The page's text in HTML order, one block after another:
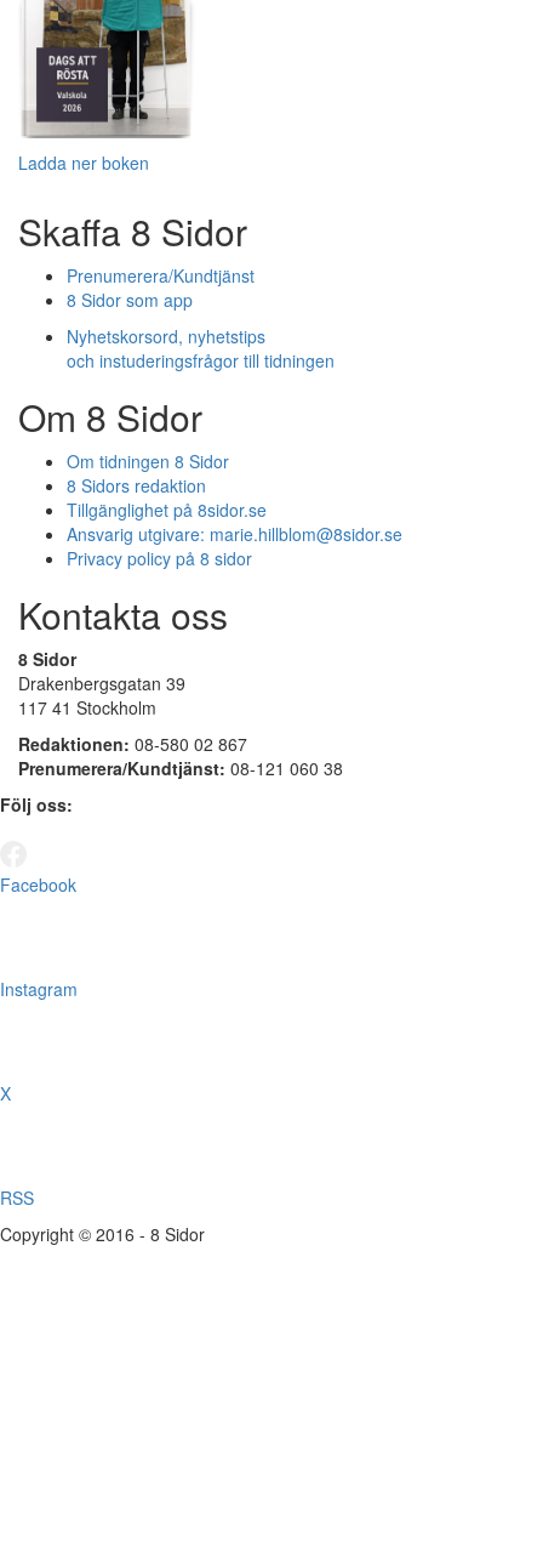
Ladda ner boken
Skaffa 8 Sidor
Prenumerera/Kundtjänst
8 Sidor som app
Nyhetskorsord, nyhetstips
och instuderingsfrågor till tidningen
Om 8 Sidor
Om tidningen 8 Sidor
8 Sidors redaktion
Tillgänglighet på 8sidor.se
Ansvarig utgivare: marie.hillblom@8sidor.se
Privacy policy på 8 sidor
Kontakta oss
8 Sidor
Drakenbergsgatan 39
117 41 Stockholm
Redaktionen: 08-580 02 867
Prenumerera/Kundtjänst: 08-121 060 38
Följ oss:
Facebook
Instagram
X
RSS
Copyright © 2016 - 8 Sidor